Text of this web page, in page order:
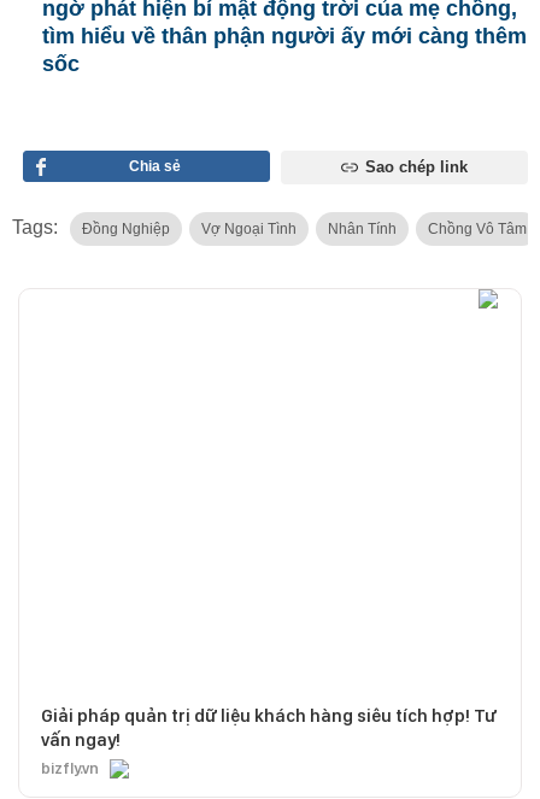
ngờ phát hiện bí mật động trời của mẹ chồng,
tìm hiểu về thân phận người ấy mới càng thêm
sốc
Chia sẻ Sao chép link
Tags: Đồng Nghiệp Vợ Ngoại Tình Nhân Tính Chồng Vô Tâm
Giải pháp quản trị dữ liệu khách hàng siêu tích hợp! Tư
vấn ngay!
bizfly.vn